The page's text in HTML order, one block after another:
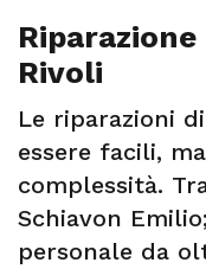
Rivoli
Le riparazioni
essere facili,
complessità.
Schiavon
personale da